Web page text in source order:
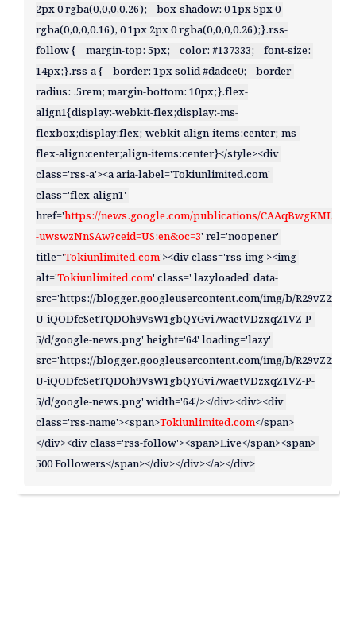
2px 0 rgba(0,0,0,0.26);    box-shadow: 0 1px 5px 0
rgba(0,0,0,0.16), 0 1px 2px 0 rgba(0,0,0,0.26);}.rss-
follow {    margin-top: 5px;    color: #137333;    font-size:
14px;}.rss-a {    border: 1px solid #dadce0;    border-
radius: .5rem; margin-bottom: 10px;}.flex-
align1{display:-webkit-flex;display:-ms-
flexbox;display:flex;-webkit-align-items:center;-ms-
flex-align:center;align-items:center}</style><div
class='rss-a'><a aria-label='Tokiunlimited.com'
class='flex-align1'
href='https://news.google.com/publications/CAAqBwgKML-
-uwswzNnSAw?ceid=US:en&oc=3' rel='noopener'
title='Tokiunlimited.com'><div class='rss-img'><img
alt='Tokiunlimited.com' class=' lazyloaded' data-
src='https://blogger.googleusercontent.com/img/b/R29vZ2xl/
U-iQODfcSetTQDOh9VsW1gbQYGvi7waetVDzxqZ1VZ-P-
5/d/google-news.png' height='64' loading='lazy'
src='https://blogger.googleusercontent.com/img/b/R29vZ2xl/
U-iQODfcSetTQDOh9VsW1gbQYGvi7waetVDzxqZ1VZ-P-
5/d/google-news.png' width='64'/></div><div><div
class='rss-name'><span>Tokiunlimited.com</span>
</div><div class='rss-follow'><span>Live</span><span>
500 Followers</span></div></div></a></div>